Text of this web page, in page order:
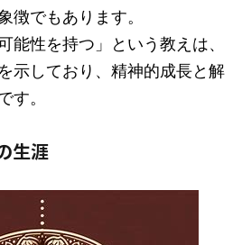
徴でもあります。
能性を持つ」という教えは、
示しており、精神的成長と解
す。
生涯